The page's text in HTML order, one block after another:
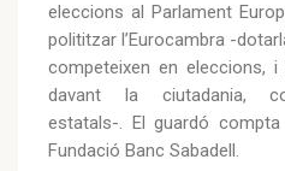
eleccions al Parlament
polititzar l’Eurocambra -
competeixen en eleccions,
davant la ciutadania,
estatals-. El guardó
Fundació Banc Sabadell.